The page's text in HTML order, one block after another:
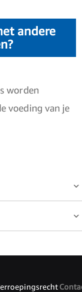
andere
worden
voeding van je